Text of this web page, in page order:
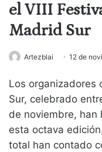
el VIII
Madrid Sur
Artezblai 12 de
Los organizadores
Sur, celebrado
de noviembre, han
esta octava
total han contado